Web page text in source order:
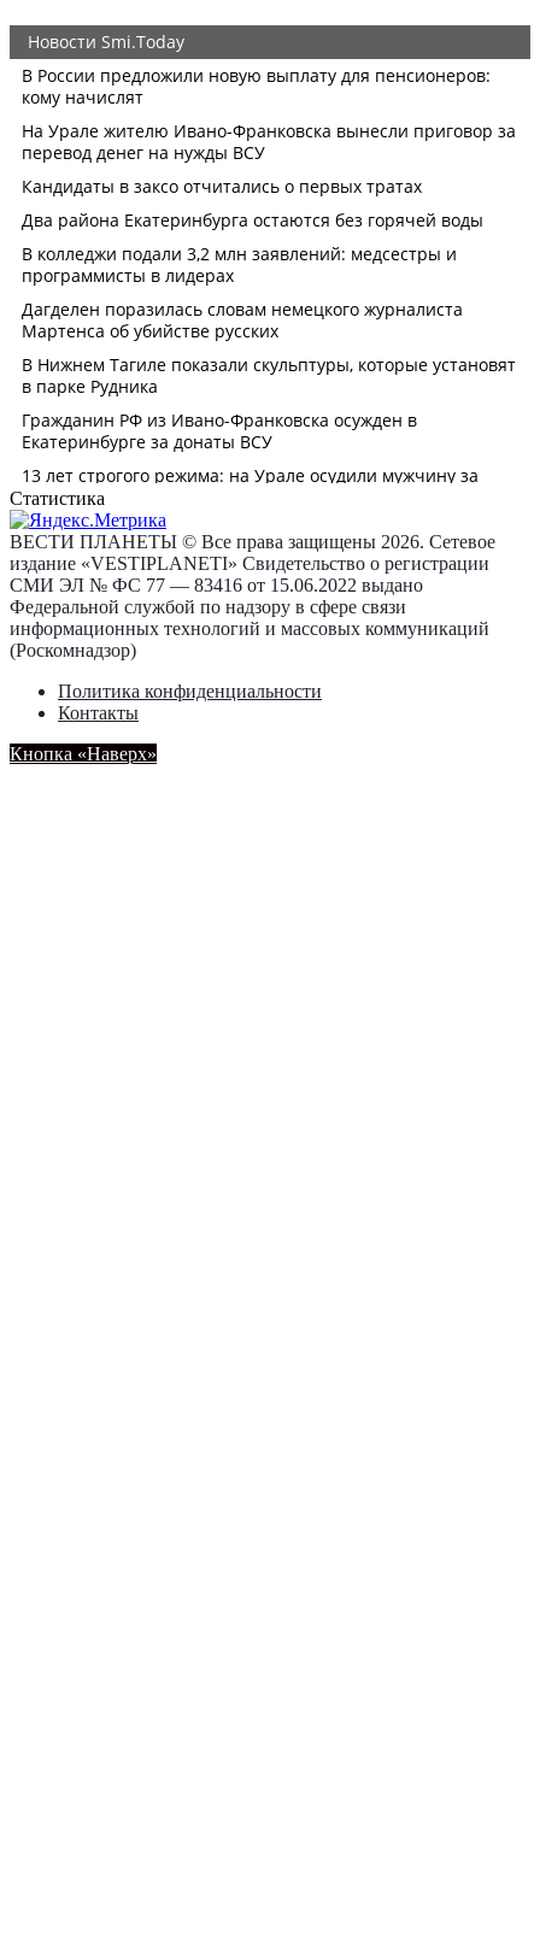
Статистика
ВЕСТИ ПЛАНЕТЫ © Все права защищены 2026. Сетевое
издание «VESTIPLANETI» Свидетельство о регистрации
СМИ ЭЛ № ФС 77 — 83416 от 15.06.2022 выдано
Федеральной службой по надзору в сфере связи
информационных технологий и массовых коммуникаций
(Роскомнадзор)
Политика конфиденциальности
Контакты
Кнопка «Наверх»